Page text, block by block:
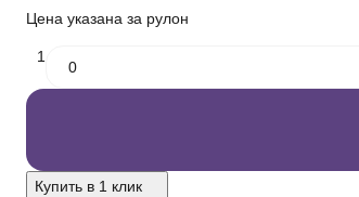
Цена указана за рулон
1
Купить в 1 клик